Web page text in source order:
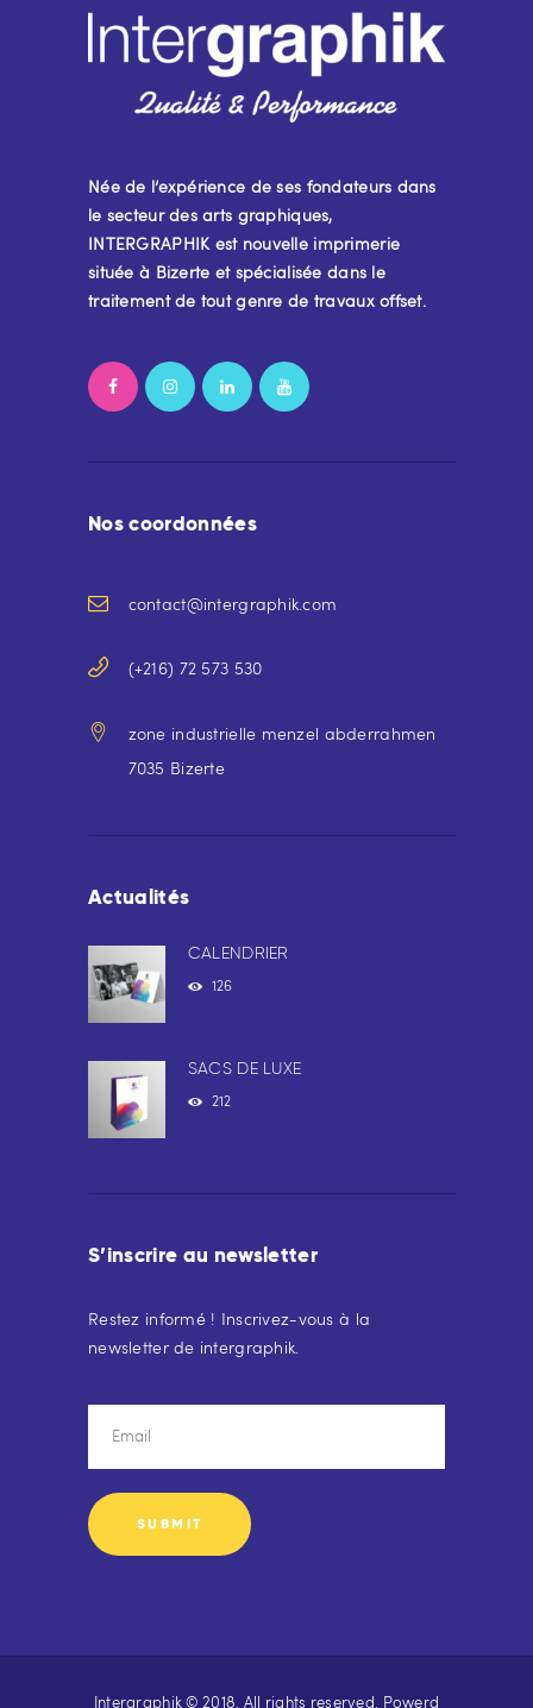
Née de l’expérience de ses fondateurs dans
le secteur des arts graphiques,
INTERGRAPHIK est nouvelle imprimerie
située à Bizerte et spécialisée dans le
traitement de tout genre de travaux offset.
Nos coordonnées
contact@intergraphik.com
(+216) 72 573 530
zone industrielle menzel abderrahmen
7035 Bizerte
Actualités
CALENDRIER
126
SACS DE LUXE
212
S’inscrire au newsletter
Restez informé ! Inscrivez-vous à la
newsletter de intergraphik.
Intergraphik © 2018. All rights reserved. Powerd